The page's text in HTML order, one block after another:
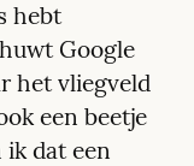
hebt
Google
het vliegveld
een beetje
dat een